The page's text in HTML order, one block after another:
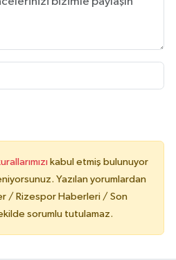
kabul etmiş bulunuyor
Yazılan yorumlardan
/ Rizespor Haberleri / Son
sorumlu tutulamaz.